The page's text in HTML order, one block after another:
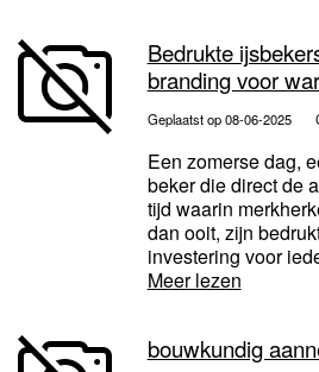
Bedrukte
branding voor
Geplaatst op 08-06-2025
Een zomerse dag,
beker die direct de
tijd waarin
dan ooit, zijn
investering voor
Meer lezen
bouwkundig